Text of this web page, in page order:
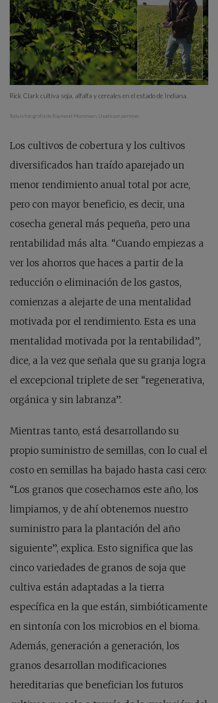
Rick Clark cultiva soja, alfalfa y cereales en el estado de Indiana.
Toda la fotografía de Raymond Mommsen. Usado con permiso.
Los cultivos de cobertura y los cultivos
diversificados han traído aparejado un
menor rendimiento anual total por acre,
pero con mayor beneficio, es decir, una
cosecha general más pequeña, pero una
rentabilidad más alta. “Cuando empiezas a
ver los ahorros que haces a partir de la
reducción o eliminación de los gastos,
comienzas a alejarte de una mentalidad
motivada por el rendimiento. Esta es una
mentalidad motivada por la rentabilidad”,
dice, a la vez que señala que su granja logra
el excepcional triplete de ser “regenerativa,
orgánica y sin labranza”.
Mientras tanto, está desarrollando su
propio suministro de semillas, con lo cual el
costo en semillas ha bajado hasta casi cero:
“Los granos que cosechamos este año, los
limpiamos, y de ahí obtenemos nuestro
suministro para la plantación del año
siguiente”, explica. Esto significa que las
cinco variedades de granos de soja que
cultiva están adaptadas a la tierra
específica en la que están, simbióticamente
en sintonía con los microbios en el bioma.
Además, generación a generación, los
granos desarrollan modificaciones
hereditarias que benefician los futuros